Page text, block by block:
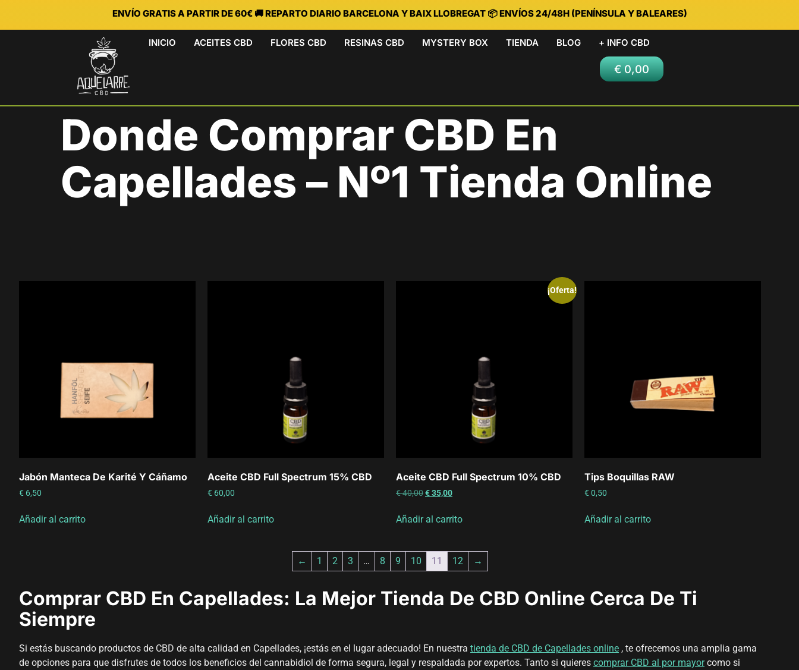
ENVÍO GRATIS A PARTIR DE 60€ 🚚 REPARTO DIARIO BARCELONA Y BAIX LLOBREGAT 📦 ENVÍOS 24/48H (PENÍNSULA Y BALEARES)
INICIO ACEITES CBD FLORES CBD RESINAS CBD MYSTERY BOX TIENDA BLOG + INFO CBD
€0,00
Donde Comprar CBD En
Capellades – Nº1 Tienda Online
Jabón Manteca De Karité Y Cáñamo
€ 6,50
Añadir al carrito
Aceite CBD Full Spectrum 15% CBD
€ 60,00
Añadir al carrito
¡Oferta!
Aceite CBD Full Spectrum 10% CBD
€40,00€35,00
Añadir al carrito
Tips Boquillas RAW
€ 0,50
Añadir al carrito
← 1 2 3 … 8 9 10 11 12 →
Comprar CBD En Capellades: La Mejor Tienda De CBD Online Cerca De Ti
Siempre
Si estás buscando productos de CBD de alta calidad en Capellades, ¡estás en el lugar adecuado! En nuestra tienda de CBD de Capellades online , te ofrecemos una amplia gama
de opciones para que disfrutes de todos los beneficios del cannabidiol de forma segura, legal y respaldada por expertos. Tanto si quieres comprar CBD al por mayorcomo si